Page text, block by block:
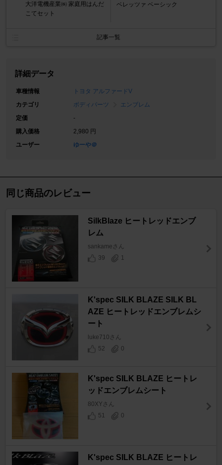
大洋電機産業㈱ 家庭用はんだ
こてセット
ベレッツァ ベーシック
記事一覧
詳細データ
車種情報
トヨタ アルファードV
カテゴリ
ボディパーツ
エンブレム
定価
-
購入価格
2,980 円
ユーザー
ゆーや＠
同じ商品のレビュー
SilkBlaze ヒートレッドエンブ
レム
sankameさん
39
1
K'spec SILK BLAZE SILK BL
AZE ヒートレッドエンブレムシ
ート
luke710さん
52
0
K'spec SILK BLAZE ヒートレ
ッドエンブレムシート
80XYさん
51
0
K'spec SILK BLAZE ヒートレ